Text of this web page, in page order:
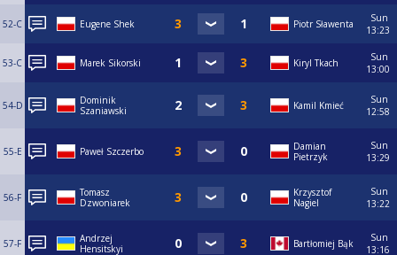
52-C Eugene Shek Piotr Sławenta
Sun
13:23
53-C Marek Sikorski Kiryl Tkach
Sun
13:00
54-D
Dominik
Szaniawski
Kamil Kmieć
Sun
12:58
55-E Paweł Szczerbo
Damian
Pietrzyk
Sun
13:29
56-F
Tomasz
Dzwoniarek
Krzysztof
Nagiel
Sun
13:22
57-F
Andrzej
Hensitskyi
Bartłomiej Bąk
Sun
13:16